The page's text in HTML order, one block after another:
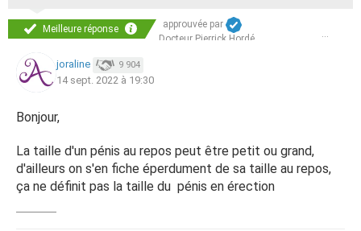
Meilleure réponse
approuvée par
Docteur Pierrick Hordé
joraline 9 904
14 sept. 2022 à 19:30
Bonjour,
La taille d'un pénis au repos peut être petit ou grand,
d'ailleurs on s'en fiche éperdument de sa taille au repos,
ça ne définit pas la taille du pénis en érection